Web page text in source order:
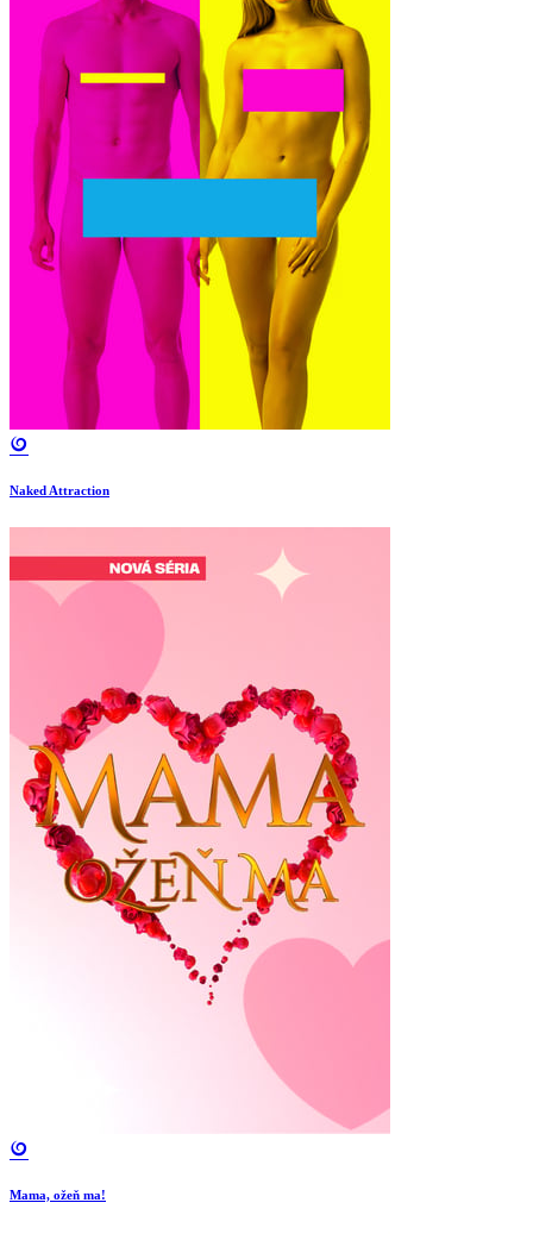
Naked Attraction
Mama, ožeň ma!